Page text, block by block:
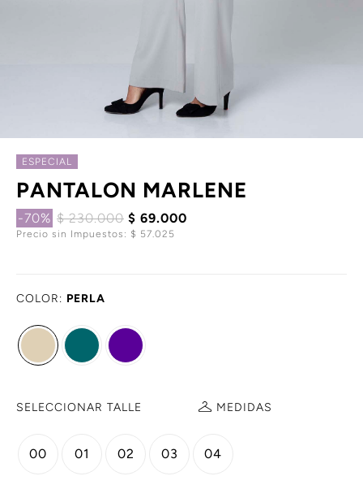
ESPECIAL
PANTALON MARLENE
-70% $ 230.000 $ 69.000
Precio sin Impuestos: $ 57.025
COLOR: PERLA
SELECCIONAR TALLE MEDIDAS
00 01 02 03 04